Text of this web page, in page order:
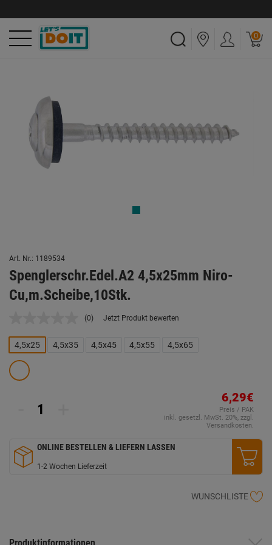
0
Art. Nr.: 1189534
Spenglerschr.Edel.A2 4,5x25mm Niro-
Cu,m.Scheibe,10Stk.
Kein
Link
auf
(0) Jetzt Produkt bewerten
4,5x25 4,5x35 4,5x45 4,5x55 4,5x65
6,29€
Preis / PAK
inkl. gesetzl. MwSt. 20%, zzgl.
Versandkosten.
ONLINE BESTELLEN & LIEFERN LASSEN
1-2 Wochen Lieferzeit
WUNSCHLISTE